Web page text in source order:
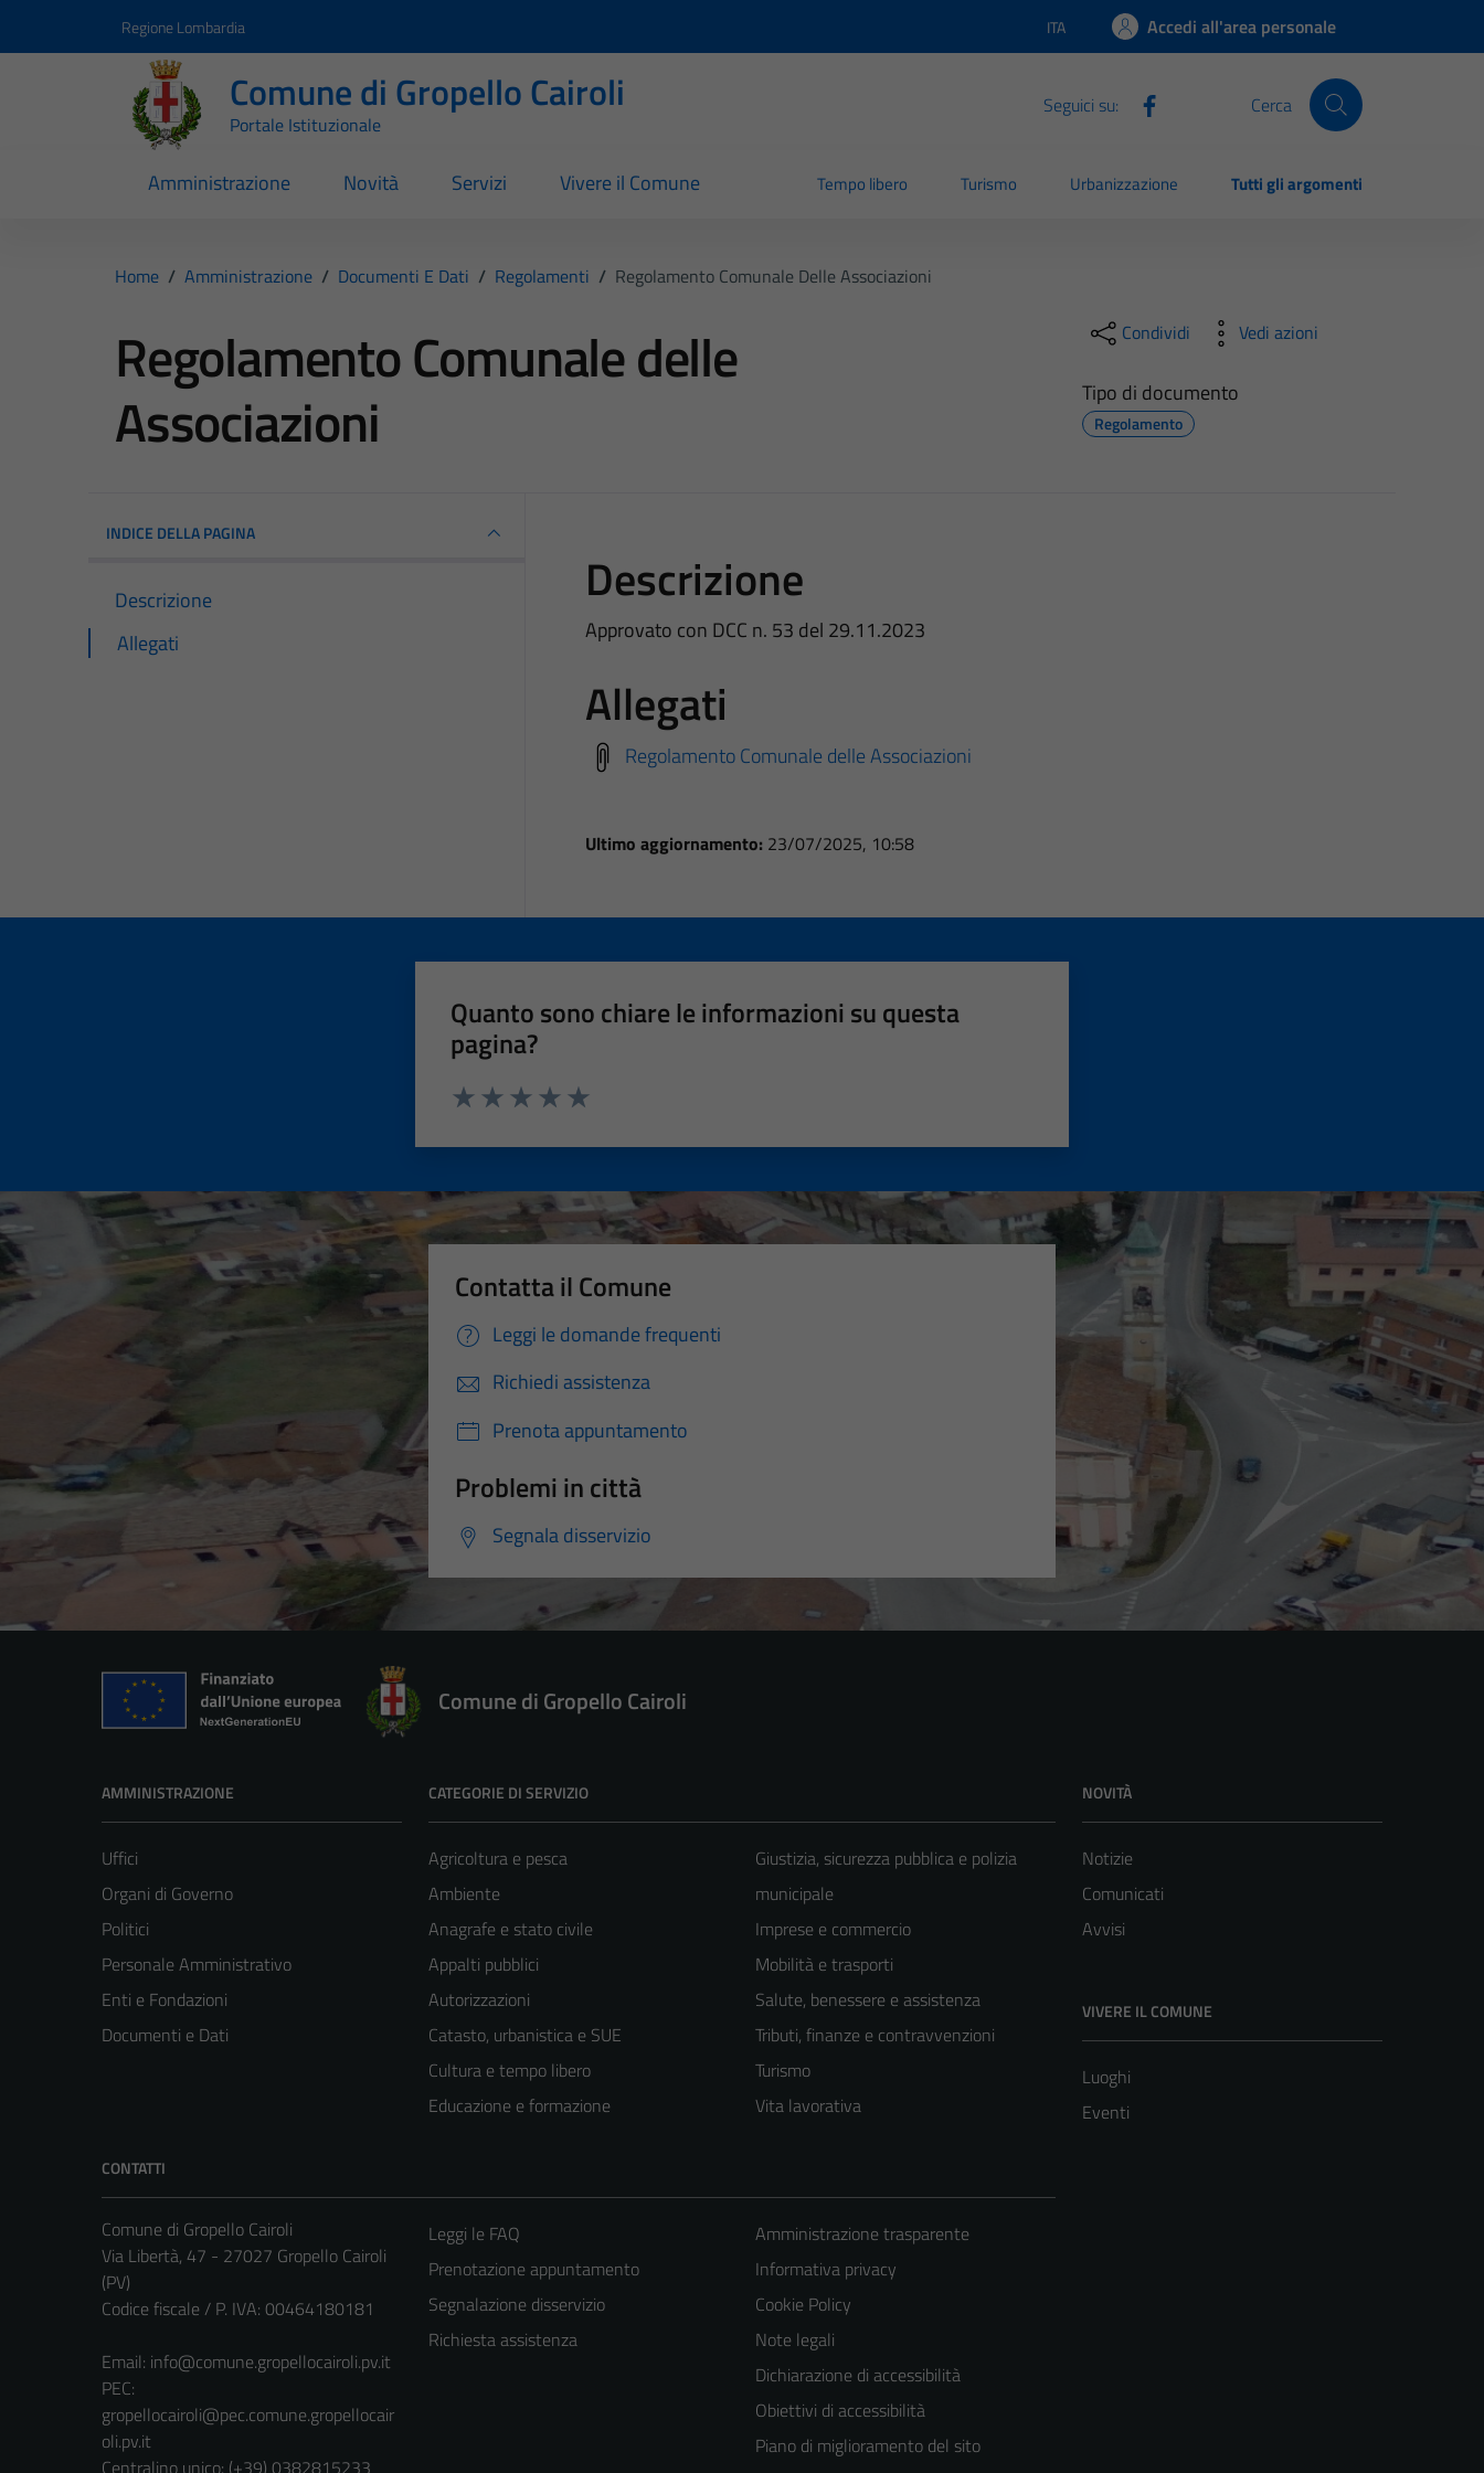
Regione Lombardia Lingua attiva:
ITA Accedi all'area personale
Comune di Gropello Cairoli
Portale Istituzionale
Seguici su: Cerca
Amministrazione Novità Servizi Vivere il Comune Tempo libero Turismo Urbanizzazione Tutti gli argomenti
Home / Amministrazione / Documenti E Dati / Regolamenti / Regolamento Comunale Delle Associazioni
Regolamento Comunale delle
Associazioni
Condividi Vedi azioni
Tipo di documento
Regolamento
INDICE DELLA PAGINA
Descrizione
Allegati
Descrizione
Approvato con DCC n. 53 del 29.11.2023
Allegati
Regolamento Comunale delle Associazioni
Ultimo aggiornamento: 23/07/2025, 10:58
Quanto sono chiare le informazioni su questa
pagina?
Contatta il Comune
Leggi le domande frequenti
Richiedi assistenza
Prenota appuntamento
Problemi in città
Segnala disservizio
Comune di Gropello Cairoli
AMMINISTRAZIONE
Uffici
Organi di Governo
Politici
Personale Amministrativo
Enti e Fondazioni
Documenti e Dati
CATEGORIE DI SERVIZIO
Agricoltura e pesca
Ambiente
Anagrafe e stato civile
Appalti pubblici
Autorizzazioni
Catasto, urbanistica e SUE
Cultura e tempo libero
Educazione e formazione
Giustizia, sicurezza pubblica e polizia
municipale
Imprese e commercio
Mobilità e trasporti
Salute, benessere e assistenza
Tributi, finanze e contravvenzioni
Turismo
Vita lavorativa
NOVITÀ
Notizie
Comunicati
Avvisi
VIVERE IL COMUNE
Luoghi
Eventi
CONTATTI
Comune di Gropello Cairoli
Via Libertà, 47 - 27027 Gropello Cairoli
(PV)
Codice fiscale / P. IVA: 00464180181
Email: info@comune.gropellocairoli.pv.it
PEC:
gropellocairoli@pec.comune.gropellocair
oli.pv.it
Leggi le FAQ
Prenotazione appuntamento
Segnalazione disservizio
Richiesta assistenza
Amministrazione trasparente
Informativa privacy
Cookie Policy
Note legali
Dichiarazione di accessibilità
Obiettivi di accessibilità
Piano di miglioramento del sito